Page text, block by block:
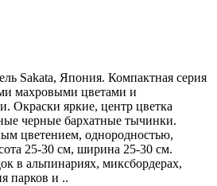
Sakata, Япония. Компактная серия
махровыми цветами и
Окраски яркие, центр цветка
черные бархатные тычинки.
цветением, однородностью,
25-30 см, ширина 25-30 см.
в альпинариях, миксбордерах,
парков и ..